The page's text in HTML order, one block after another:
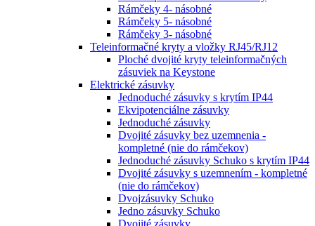
Rámčeky 4- násobné
Rámčeky 5- násobné
Rámčeky 3- násobné
Teleinformačné kryty a vložky RJ45/RJ12
Ploché dvojité kryty teleinformačných
zásuviek na Keystone
Elektrické zásuvky
Jednoduché zásuvky s krytím IP44
Ekvipotenciálne zásuvky
Jednoduché zásuvky
Dvojité zásuvky bez uzemnenia -
kompletné (nie do rámčekov)
Jednoduché zásuvky Schuko s krytím IP44
Dvojité zásuvky s uzemnením - kompletné
(nie do rámčekov)
Dvojzásuvky Schuko
Jedno zásuvky Schuko
Dvojité zásuvky